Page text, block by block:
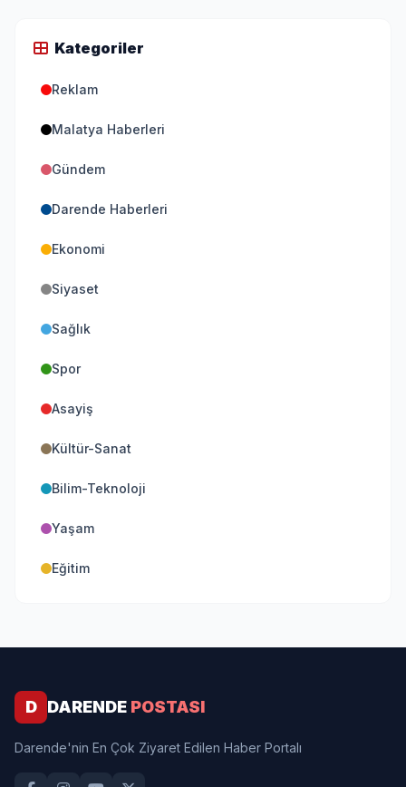
Kategoriler
Reklam
Malatya Haberleri
Gündem
Darende Haberleri
Ekonomi
Siyaset
Sağlık
Spor
Asayiş
Kültür-Sanat
Bilim-Teknoloji
Yaşam
Eğitim
D DARENDE POSTASI
Darende'nin En Çok Ziyaret Edilen Haber Portalı